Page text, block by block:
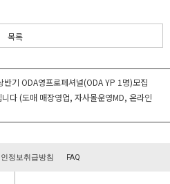
목록
기 ODA영프로페셔널(ODA YP 1명)모집
다 (도매 매장영업, 자사몰운영MD, 온라인
정보취급방침 FAQ